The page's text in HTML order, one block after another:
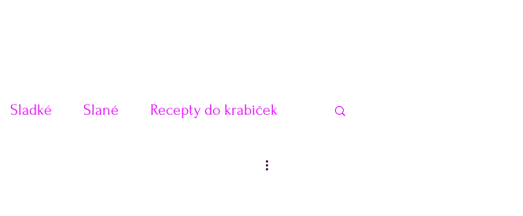
Sladké Slané Recepty do krabiček
Vánoce